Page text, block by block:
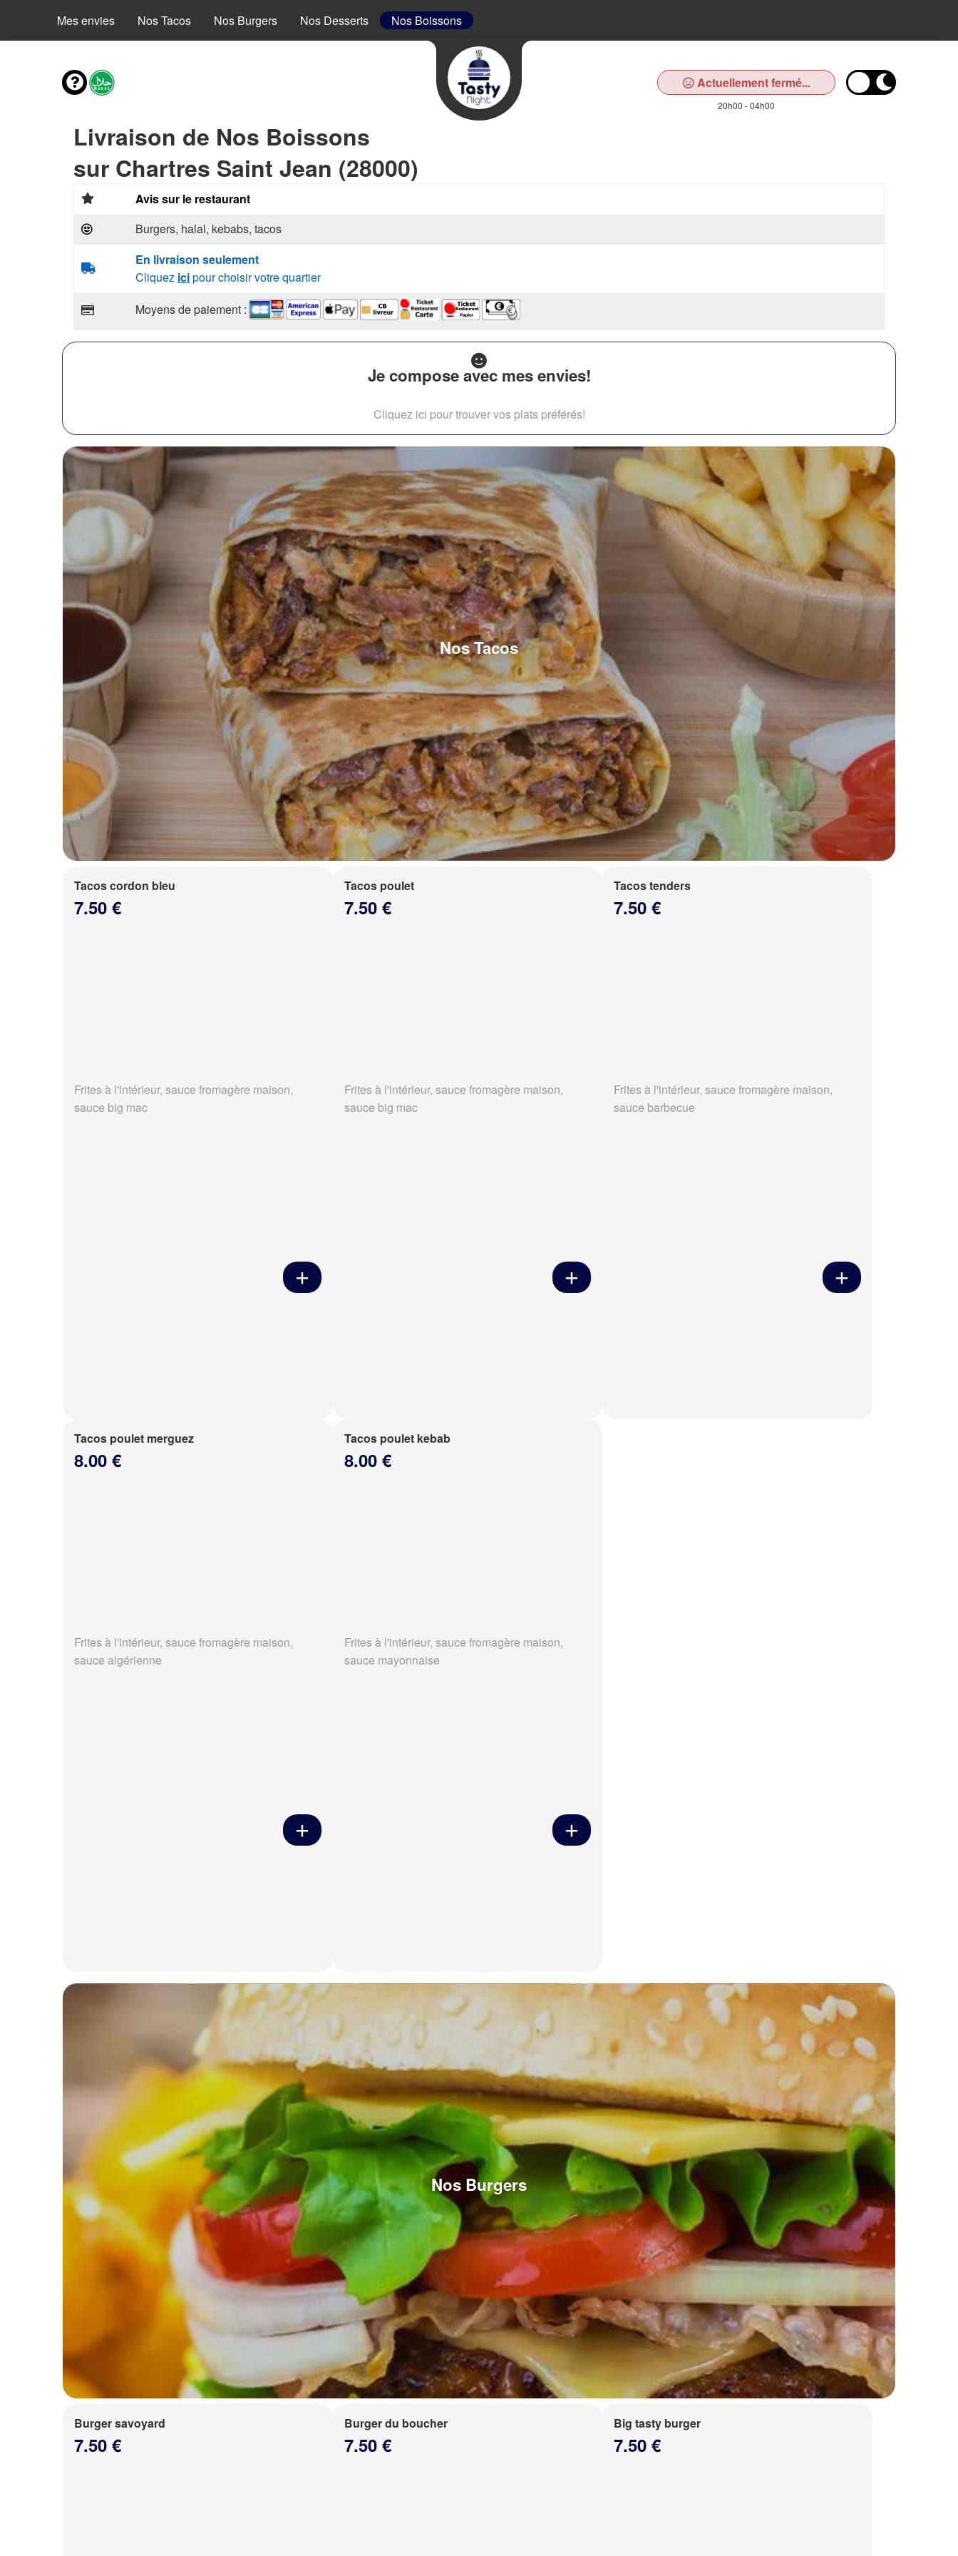
Mes envies Nos Tacos Nos Burgers Nos Desserts Nos Boissons
Actuellement fermé...
20h00 - 04h00
Livraison de Nos Boissons
sur Chartres Saint Jean (28000)
Avis sur le restaurant
Burgers, halal, kebabs, tacos
En livraison seulement
Cliquez icipour choisir votre quartier
Moyens de paiement :
Je compose avec mes envies!
Cliquez ici pour trouver vos plats préférés!
Nos Tacos
Tacos cordon bleu
7.50 €
Frites à l'intérieur, sauce fromagère maison,
sauce big mac
Tacos poulet
7.50 €
Frites à l'intérieur, sauce fromagère maison,
sauce big mac
Tacos tenders
7.50 €
Frites à l'intérieur, sauce fromagère maison,
sauce barbecue
Tacos poulet merguez
8.00 €
Frites à l'intérieur, sauce fromagère maison,
sauce algérienne
Tacos poulet kebab
8.00 €
Frites à l'intérieur, sauce fromagère maison,
sauce mayonnaise
Nos Burgers
Burger savoyard
7.50 €
Burger du boucher
7.50 €
Big tasty burger
7.50 €